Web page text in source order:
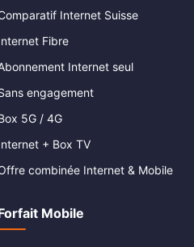
Internet Suisse
Fibre
Internet seul
engagement
5G / 4G
+ Box TV
combinée Internet & Mobile
Mobile